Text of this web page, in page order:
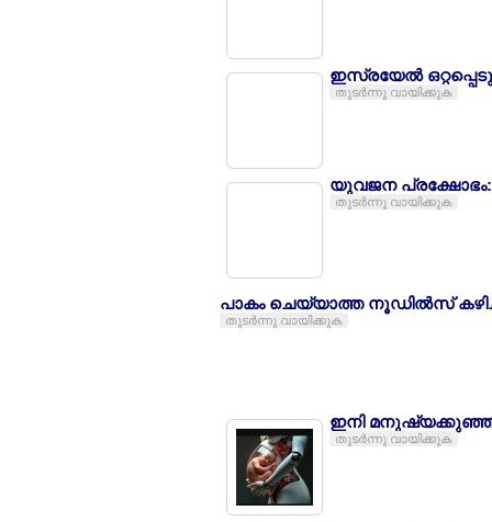
ഇസ്രയേല്‍
തുടര്‍ന്നു വായിക്കുക
യുവജന പ്രക്ഷോഭം:
തുടര്‍ന്നു വായിക്കുക
പാകം ചെയ്യാത്ത നൂഡില്‍സ് കഴിച്ച്
തുടര്‍ന്നു വായിക്കുക
ഇനി
തുടര്‍ന്നു വായിക്കുക